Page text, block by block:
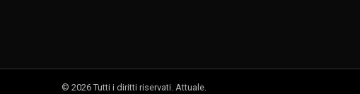
© 2026 Tutti i diritti riservati. Attuale